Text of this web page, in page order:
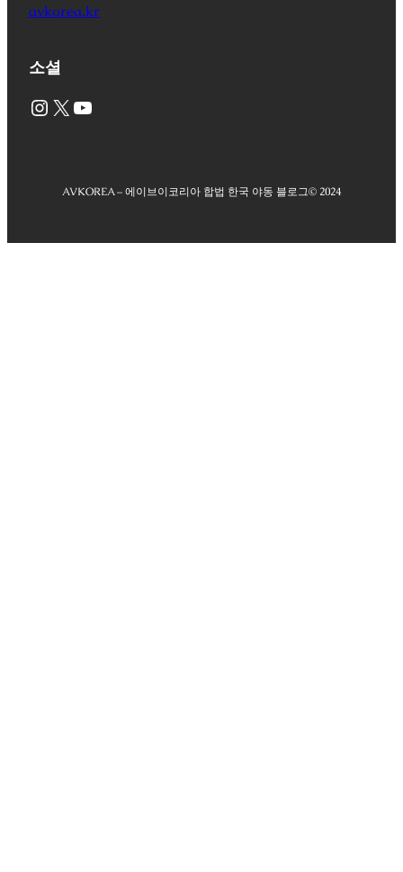
avkorea.kr
소셜
Instagram X YouTube
AVKOREA – 에이브이코리아 합법 한국 야동 블로그© 2024